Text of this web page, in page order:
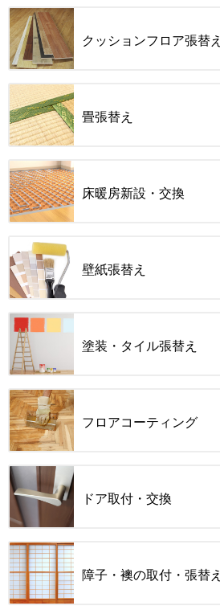
クッションフロア張替え
畳張替え
床暖房新設・交換
壁紙張替え
塗装・タイル張替え
フロアコーティング
ドア取付・交換
障子・襖の取付・張替え